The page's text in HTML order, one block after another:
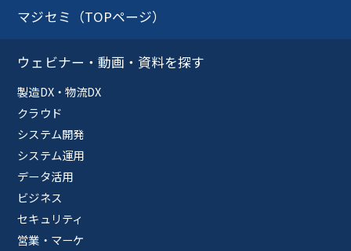
マジセミ（TOPページ）
ウェビナー・動画・資料を探す
製造DX・物流DX
クラウド
システム開発
システム運用
データ活用
ビジネス
セキュリティ
営業・マーケ